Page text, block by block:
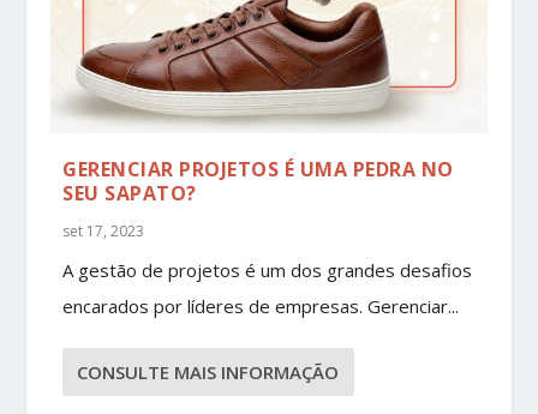
GERENCIAR PROJETOS É UMA PEDRA NO
SEU SAPATO?
set 17, 2023
A gestão de projetos é um dos grandes desafios
encarados por líderes de empresas. Gerenciar...
CONSULTE MAIS INFORMAÇÃO